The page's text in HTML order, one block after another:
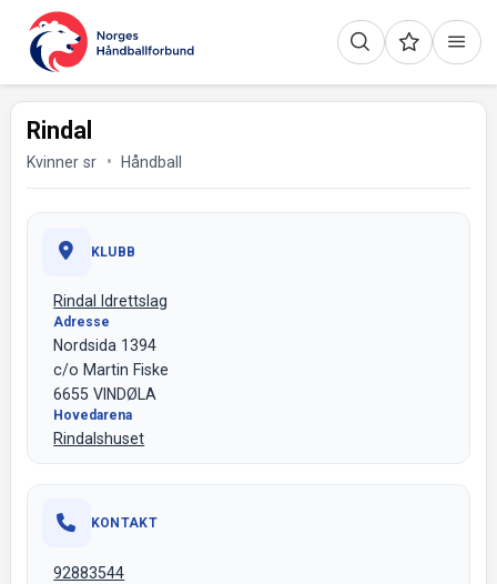
Rindal
Kvinner sr Håndball
KLUBB
Rindal Idrettslag
Adresse
Nordsida 1394
c/o Martin Fiske
6655 VINDØLA
Hovedarena
Rindalshuset
KONTAKT
92883544